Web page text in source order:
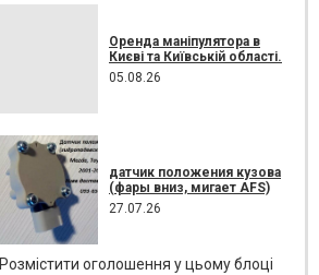
Оренда маніпулятора в
Києві та Київській області.
05.08.26
датчик положения кузова
(фары вниз, мигает AFS)
27.07.26
Розмістити оголошення у цьому блоці